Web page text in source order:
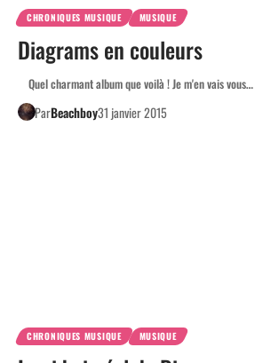
CHRONIQUES MUSIQUE MUSIQUE
Diagrams en couleurs
Quel charmant album que voilà ! Je m'en vais vous…
ParBeachboy31 janvier 2015
CHRONIQUES MUSIQUE MUSIQUE